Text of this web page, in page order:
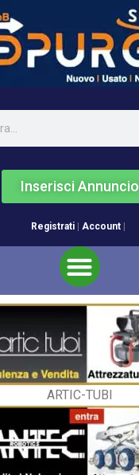
Inserisci Annuncio
Registrati Account
ARTIC-TUBI